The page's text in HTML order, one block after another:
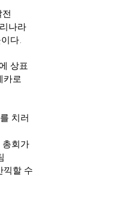
나라
다
상표
카로
치러
총회가
끽할 수